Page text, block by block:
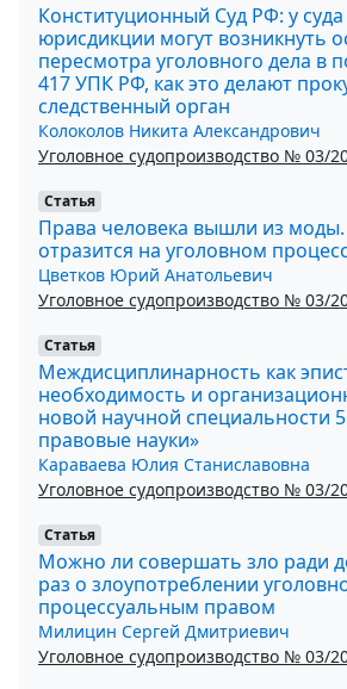
Конституционный Суд РФ: у
юрисдикции могут возникнуть
пересмотра уголовного дела в
417 УПК РФ, как это делают
следственный орган
Колоколов Никита Александрович
Уголовное судопроизводство № 03/
Статья
Права человека вышли из моды.
отразится на уголовном
Цветков Юрий Анатольевич
Уголовное судопроизводство № 03/
Статья
Междисциплинарность как
необходимость и
новой научной специальности
правовые науки»
Караваева Юлия Станиславовна
Уголовное судопроизводство № 03/
Статья
Можно ли совершать зло ради
раз о злоупотреблении
процессуальным правом
Милицин Сергей Дмитриевич
Уголовное судопроизводство № 03/